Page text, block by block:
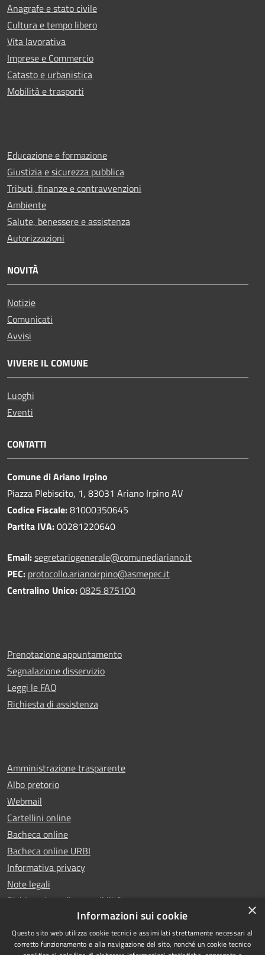
Anagrafe e stato civile
Cultura e tempo libero
Vita lavorativa
Imprese e Commercio
Catasto e urbanistica
Mobilità e trasporti
Educazione e formazione
Giustizia e sicurezza pubblica
Tributi, finanze e contravvenzioni
Ambiente
Salute, benessere e assistenza
Autorizzazioni
NOVITÀ
Notizie
Comunicati
Avvisi
VIVERE IL COMUNE
Luoghi
Eventi
CONTATTI
Comune di Ariano Irpino
Piazza Plebiscito, 1, 83031 Ariano Irpino AV
Codice Fiscale:81000350645
Partita IVA:00281220640
Email:segretariogenerale@comunediariano.it
PEC: protocollo.arianoirpino@asmepec.it
Centralino Unico:0825 875100
Prenotazione appuntamento
Segnalazione disservizio
Leggi le FAQ
Richiesta di assistenza
Amministrazione trasparente
Albo pretorio
Webmail
Cartellini online
Bacheca online
Bacheca online URBI
Informativa privacy
Note legali
Dichiarazione di accessibilità
×
Informazioni sui cookie
Questo sito web utilizza cookie tecnici e assimilati strettamente necessari al
corretto funzionamento e alla navigazione del sito, nonché un cookie tecnico